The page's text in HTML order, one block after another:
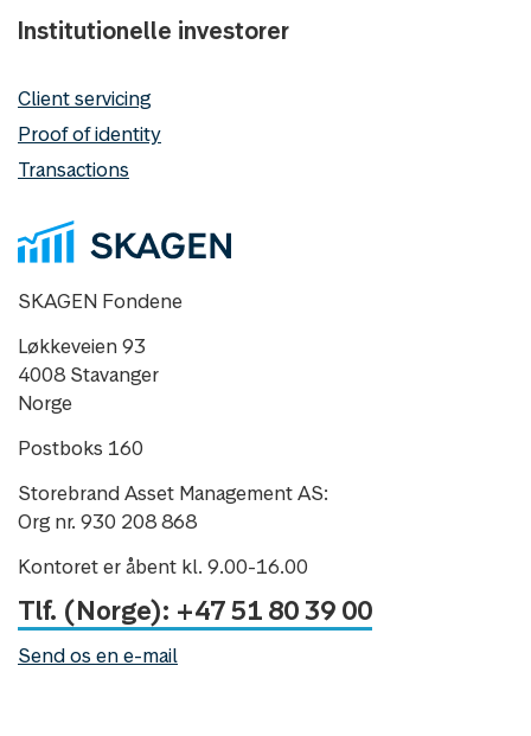
Institutionelle investorer
Client servicing
Proof of identity
Transactions
SKAGEN Fondene
Løkkeveien 93
4008 Stavanger
Norge
Postboks 160
Storebrand Asset Management AS:
Org nr. 930 208 868
Kontoret er åbent kl. 9.00-16.00
Tlf. (Norge): +47 51 80 39 00
Send os en e-mail